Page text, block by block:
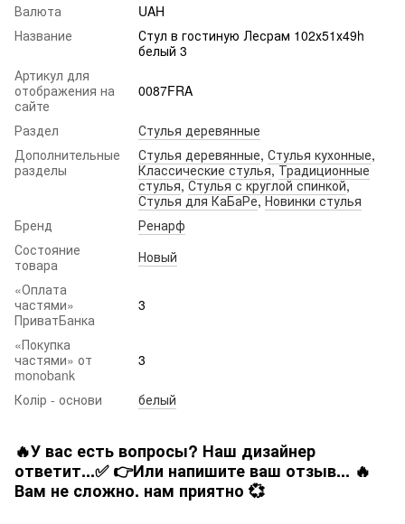
Валюта
UAH
Название
Стул в гостиную Лесрам 102х51х49h
белый 3
Артикул для
отображения на
сайте
0087FRA
Раздел
Стулья деревянные
Дополнительные
разделы
Стулья деревянные, Стулья кухонные,
Классические стулья,Традиционные
стулья,Стулья с круглой спинкой,
Стулья для КаБаРе,Новинки стулья
Бренд
Ренарф
Состояние
товара
Новый
«Оплата
частями»
ПриватБанка
3
«Покупка
частями» от
monobank
3
Колір - основи белый
🔥У вас есть вопросы? Наш дизайнер
ответит...✅ 👉Или напишите ваш отзыв... 🔥
Вам не сложно. нам приятно 💞